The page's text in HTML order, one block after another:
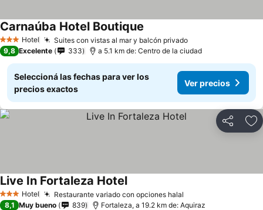
3 Estrellas
Hotel Suites con vistas al mar y balcón privadoVer precios
Carnaúba Hotel Boutique
9,8 Excelente 333 a 5.1 km de: Centro de la ciudad
Seleccioná las fechas para ver los
precios exactos
Ver precios
Compartir
3 Estrellas
Hotel Restaurante variado con opciones halal
Live In Fortaleza HotelVer precios
8,1 Muy bueno 839 Fortaleza, a 19.2 km de: Aquiraz